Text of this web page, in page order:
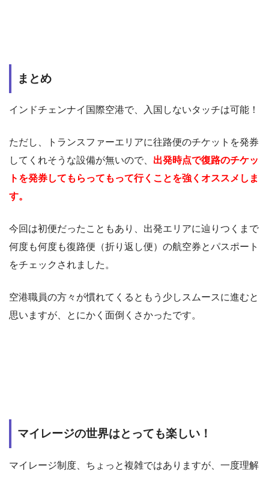
まとめ
インドチェンナイ国際空港で、入国しないタッチは可能！
ただし、トランスファーエリアに往路便のチケットを発券
してくれそうな設備が無いので、 出発時点で復路のチケッ
トを発券してもらってもって行くことを強くオススメしま
す。
今回は初便だったこともあり、出発エリアに辿りつくまで
何度も何度も復路便（折り返し便）の航空券とパスポート
をチェックされました。
空港職員の方々が慣れてくるともう少しスムースに進むと
思いますが、とにかく面倒くさかったです。
マイレージの世界はとっても楽しい！
マイレージ制度、ちょっと複雑ではありますが、一度理解